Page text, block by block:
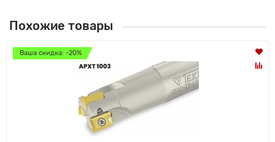
Похожие товары
Ваша скидка: -20%